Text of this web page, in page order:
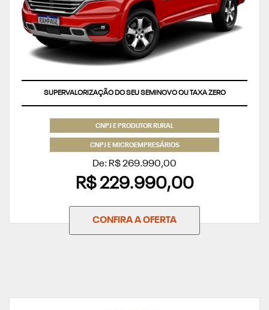
SUPERVALORIZAÇÃO DO SEU SEMINOVO OU TAXA ZERO
CNPJ E PRODUTOR RURAL
CNPJ E MICROEMPRESÁRIOS
De: R$ 269.990,00
R$ 229.990,00
CONFIRA A OFERTA